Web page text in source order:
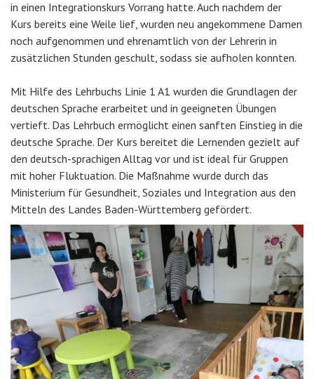
in einen Integrationskurs Vorrang hatte. Auch nachdem der
Kurs bereits eine Weile lief, wurden neu angekommene Damen
noch aufgenommen und ehrenamtlich von der Lehrerin in
zusätzlichen Stunden geschult, sodass sie aufholen konnten.
Mit Hilfe des Lehrbuchs Linie 1 A1 wurden die Grundlagen der
deutschen Sprache erarbeitet und in geeigneten Übungen
vertieft. Das Lehrbuch ermöglicht einen sanften Einstieg in die
deutsche Sprache. Der Kurs bereitet die Lernenden gezielt auf
den deutsch-sprachigen Alltag vor und ist ideal für Gruppen
mit hoher Fluktuation. Die Maßnahme wurde durch das
Ministerium für Gesundheit, Soziales und Integration aus den
Mitteln des Landes Baden-Württemberg gefördert.